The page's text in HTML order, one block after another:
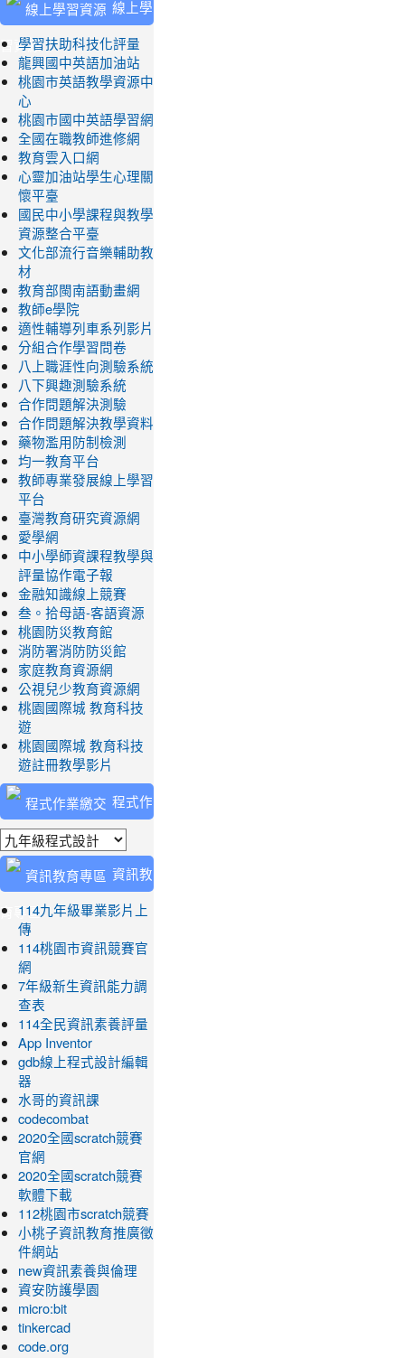
線上學
習資源
學習扶助科技化評量
龍興國中英語加油站
桃園市英語教學資源中
心
桃園市國中英語學習網
全國在職教師進修網
教育雲入口網
心靈加油站學生心理關
懷平臺
國民中小學課程與教學
資源整合平臺
文化部流行音樂輔助教
材
教育部閩南語動畫網
教師e學院
適性輔導列車系列影片
分組合作學習問卷
八上職涯性向測驗系統
八下興趣測驗系統
合作問題解決測驗
合作問題解決教學資料
藥物濫用防制檢測
均一教育平台
教師專業發展線上學習
平台
臺灣教育研究資源網
愛學網
中小學師資課程教學與
評量協作電子報
金融知識線上競賽
叁。拾母語-客語資源
桃園防災教育館
消防署消防防災館
家庭教育資源網
公視兒少教育資源網
桃園國際城 教育科技
遊
桃園國際城 教育科技
遊註冊教學影片
程式作
業繳交
資訊教
育專區114九年級畢業影片上
傳
114桃園市資訊競賽官
網
7年級新生資訊能力調
查表
114全民資訊素養評量
App Inventor
gdb線上程式設計編輯
器
水哥的資訊課
codecombat
2020全國scratch競賽
官網
2020全國scratch競賽
軟體下載
112桃園市scratch競賽
小桃子資訊教育推廣徵
件網站
new資訊素養與倫理
資安防護學園
micro:bit
tinkercad
code.org